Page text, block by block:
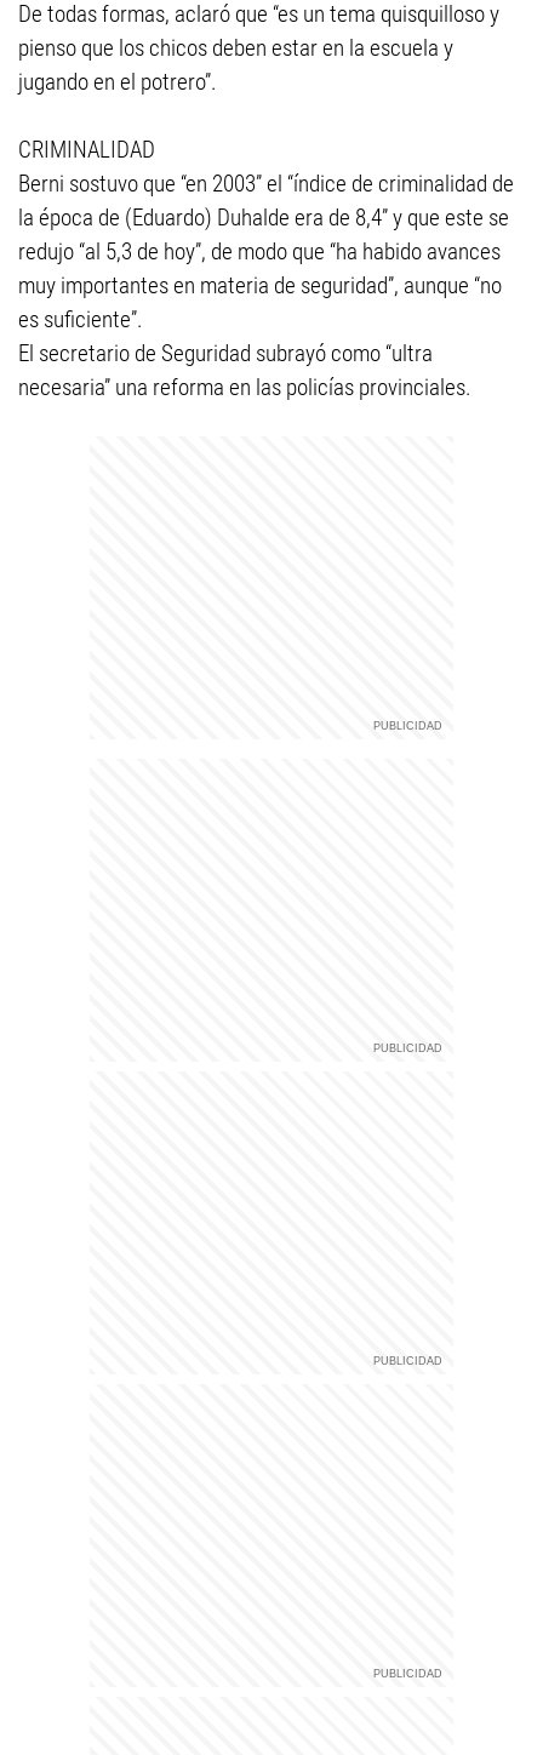
De todas formas, aclaró que “es un tema quisquilloso y
pienso que los chicos deben estar en la escuela y
jugando en el potrero”.
CRIMINALIDAD
Berni sostuvo que “en 2003” el “índice de criminalidad de
la época de (Eduardo) Duhalde era de 8,4” y que este se
redujo “al 5,3 de hoy”, de modo que “ha habido avances
muy importantes en materia de seguridad”, aunque “no
es suficiente”.
El secretario de Seguridad subrayó como “ultra
necesaria” una reforma en las policías provinciales.